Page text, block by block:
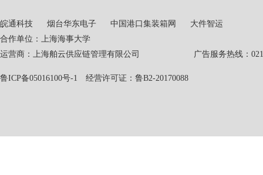
皖通科技 烟台华东电子 中国港口集装箱网
大件智运
合作单位：上海海事大学
运营商：上海舶云供应链管理有限公司 广告服务热线：021-
鲁ICP备05016100号-1 经营许可证：鲁B2-20170088